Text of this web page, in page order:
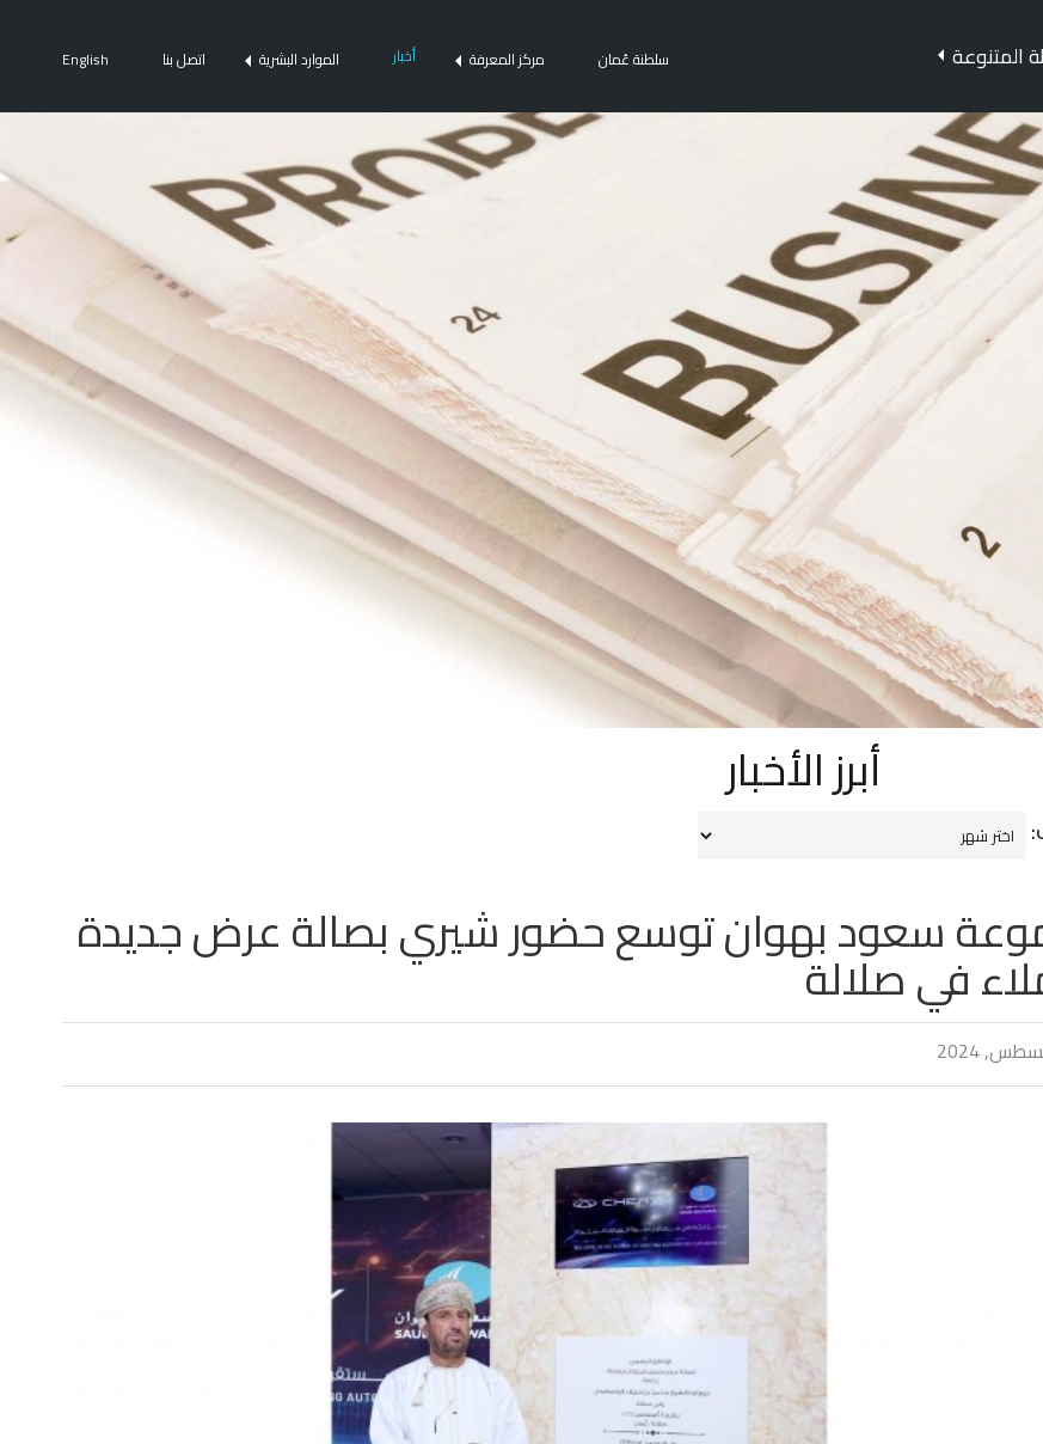
المتنوعة سلطنة عُمان مركز المعرفة أخبار الموارد البشرية اتصل بنا English
أبرز الأخبار
سعود بهوان توسع حضور شيري بصالة عرض جديدة
في صلالة
2024